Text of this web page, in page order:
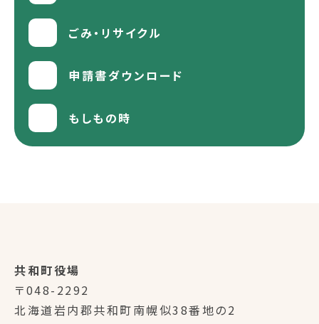
ごみ・リサイクル
申請書ダウンロード
もしもの時
共和町役場
〒048-2292
北海道岩内郡共和町南幌似38番地の2